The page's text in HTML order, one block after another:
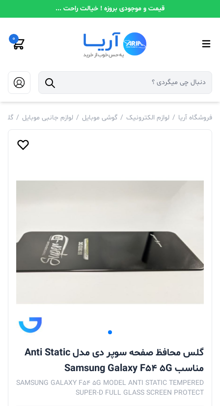
قیمت و موجودی بروزه ! خیالت راحت ...
0
فروشگاه آریا / لوازم الکترونیک / گوشی موبایل / لوازم جانبی موبایل / گلس
گلس محافظ صفحه سوپر دی مدل Anti Static
مناسب Samsung Galaxy F54 5G
SAMSUNG GALAXY F54 5G MODEL ANTI STATIC TEMPERED
SUPER-D FULL GLASS SCREEN PROTECT